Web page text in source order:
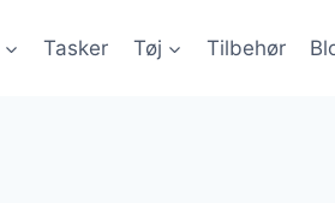
Tasker Tøj Tilbehør